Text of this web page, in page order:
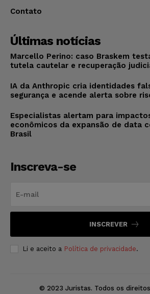
Contato
Últimas notícias
Marcello Perino: caso Braskem
tutela cautelar e recuperação
IA da Anthropic cria identidades
segurança e acende alerta sobre
Especialistas alertam para
econômicos da expansão de data
Brasil
Inscreva-se
INSCREVER
Li e aceito a Política de privacidade.
© 2023 Juristas. Todos os